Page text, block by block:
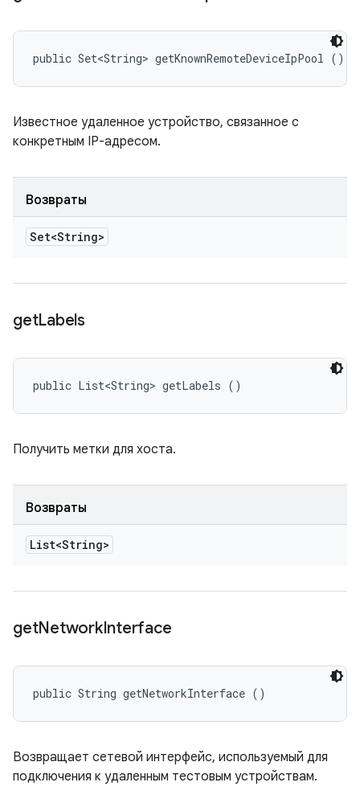
public Set<String> getKnownRemoteDeviceIpPool ()
Известное удаленное устройство, связанное с
конкретным IP-адресом.
Возвраты
Set<String>
getLabels
public List<String> getLabels ()
Получить метки для хоста.
Возвраты
List<String>
getNetworkInterface
public String getNetworkInterface ()
Возвращает сетевой интерфейс, используемый для
подключения к удаленным тестовым устройствам.